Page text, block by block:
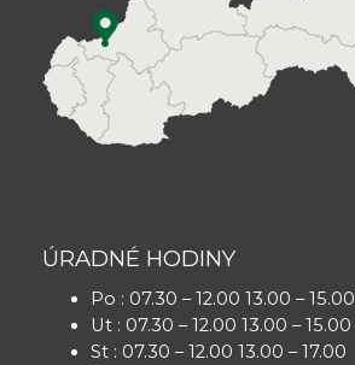
ÚRADNÉ HODINY
Po : 07.30 – 12.00 13.00 – 15.00
Ut : 07.30 – 12.00 13.00 – 15.00
St : 07.30 – 12.00 13.00 – 17.00